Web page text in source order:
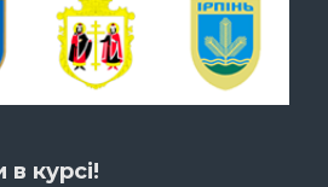
курсі!